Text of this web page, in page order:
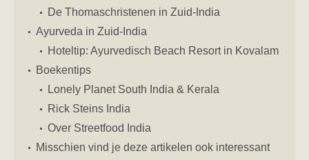
De Thomaschristenen in Zuid-India
Ayurveda in Zuid-India
Hoteltip: Ayurvedisch Beach Resort in Kovalam
Boekentips
Lonely Planet South India & Kerala
Rick Steins India
Over Streetfood India
Misschien vind je deze artikelen ook interessant